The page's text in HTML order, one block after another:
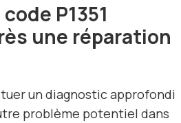
P1351
une réparation
un diagnostic approfondi
problème potentiel dans